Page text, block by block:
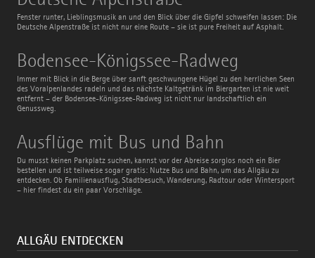
Fenster runter, Lieblingsmusik an und den Blick über die Gipfel schweifen lassen: Die
Deutsche Alpenstraße ist nicht nur eine Route – sie ist pure Freiheit auf Asphalt.
Alpenstraße
Bodensee-Königssee-Radweg
Immer mit Blick in die Berge über sanft geschwungene Hügel zu den herrlichen Seen
des Voralpenlandes radeln und das nächste Kaltgetränk im Biergarten ist nie weit
entfernt – der Bodensee-Königssee-Radweg ist nicht nur landschaftlich ein
Genussweg.
Bodensee-
Königssee-
Radweg
Ausflüge mit Bus und Bahn
Du musst keinen Parkplatz suchen, kannst vor der Abreise sorglos noch ein Bier
bestellen und ist teilweise sogar gratis: Nutze Bus und Bahn, um das Allgäu zu
entdecken. Ob Familienausflug, Stadtbesuch, Wanderung, Radtour oder Wintersport
– hier findest du ein paar Vorschläge.
Ausflüge
mit
Bus
und
Bahn
ALLGÄU ENTDECKEN